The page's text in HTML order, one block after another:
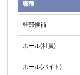
職種
幹部候補
ホール(社員)
ホール(バイト)